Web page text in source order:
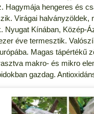
Hagymája hengeres és
Virágai halványzöldek,
Nyugat Kínában, Közép-
éve termesztik.
Magas tápértékű
makro- és mikro
gazdag.